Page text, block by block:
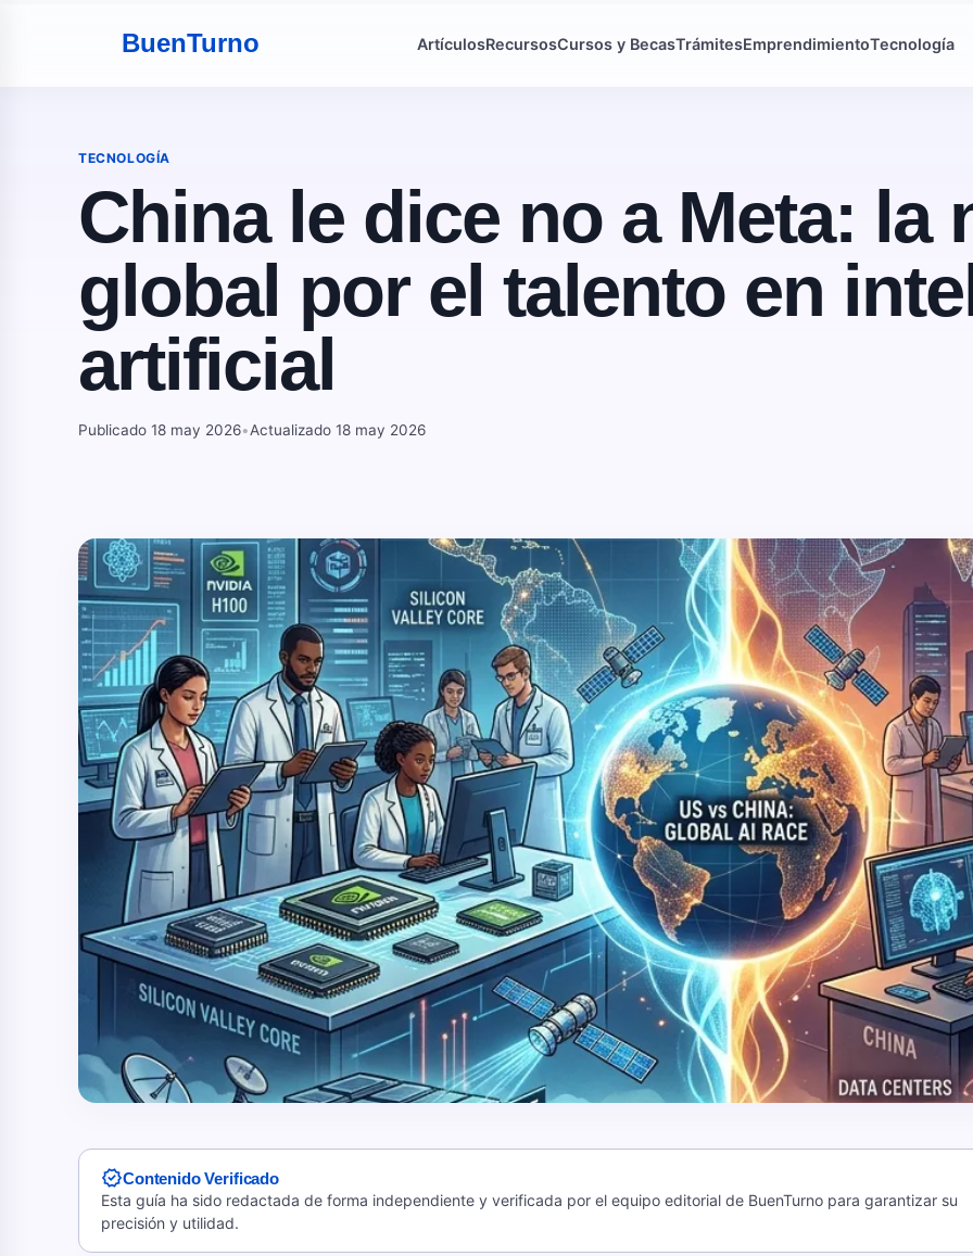
BuenTurno ArtículosRecursosCursos y BecasTrámitesEmprendimientoTecnología
TECNOLOGÍA
China le dice no a Meta: la
global por el talento en
artificial
Publicado 18 may 2026•Actualizado 18 may 2026
verifiedContenido Verificado
Esta guía ha sido redactada de forma independiente y verificada por el equipo editorial de BuenTurno para garantizar su
precisión y utilidad.